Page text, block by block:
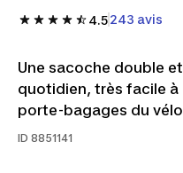
4.5243 avis
Une sacoche double
quotidien, très facile à
porte-bagages du
ID 8851141